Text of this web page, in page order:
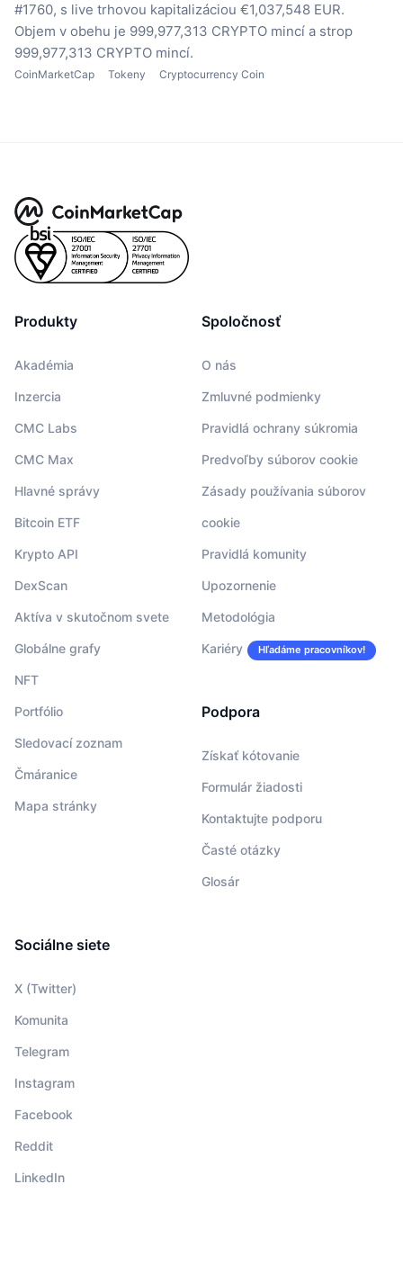
#1760, s live trhovou kapitalizáciou €1,037,548 EUR.
Objem v obehu je 999,977,313 CRYPTO mincí a strop
999,977,313 CRYPTO mincí.
CoinMarketCap Tokeny Cryptocurrency Coin
Produkty
Akadémia
Inzercia
CMC Labs
CMC Max
Hlavné správy
Bitcoin ETF
Krypto API
DexScan
Aktíva v skutočnom svete
Globálne grafy
NFT
Portfólio
Sledovací zoznam
Čmáranice
Mapa stránky
Spoločnosť
O nás
Zmluvné podmienky
Pravidlá ochrany súkromia
Predvoľby súborov cookie
Zásady používania súborov
cookie
Pravidlá komunity
Upozornenie
Metodológia
Kariéry Hľadáme pracovníkov!
Podpora
Získať kótovanie
Formulár žiadosti
Kontaktujte podporu
Časté otázky
Glosár
Sociálne siete
X (Twitter)
Komunita
Telegram
Instagram
Facebook
Reddit
LinkedIn